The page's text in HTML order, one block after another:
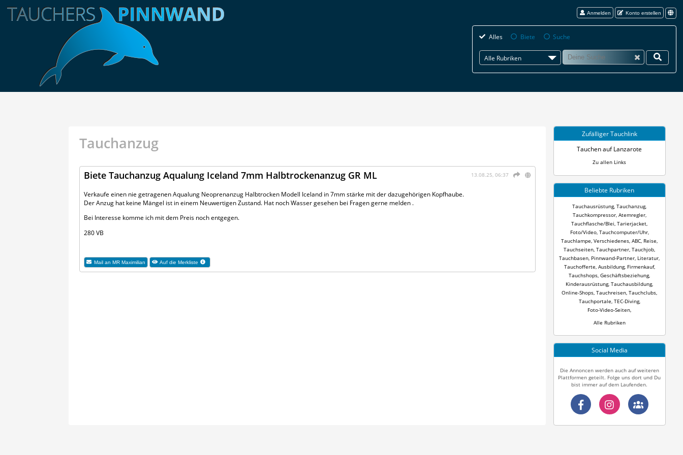
Anmelden Konto erstellen
Alles Biete Suche
Alle Rubriken
Tauchanzug
13.08.25, 06:37
Biete Tauchanzug Aqualung Iceland 7mm Halbtrockenanzug GR ML
Verkaufe einen nie getragenen Aqualung Neoprenanzug Halbtrocken Modell Iceland in 7mm stärke mit der dazugehörigen Kopfhaube.
Der Anzug hat keine Mängel ist in einem Neuwertigen Zustand. Hat noch Wasser gesehen bei Fragen gerne melden .
Bei Interesse komme ich mit dem Preis noch entgegen.
280 VB
Mail an MR Maximilian Auf die Merkliste
Zufälliger Tauchlink
Tauchen auf Lanzarote
Zu allen Links
Beliebte Rubriken
Tauchausrüstung, Tauchanzug,
Tauchkompressor, Atemregler,
Tauchflasche/Blei Tarierjacket
Foto/Video, Tauchcomputer/Uhr,
Tauchlampe Verschiedenes ABC Reise
Tauchseiten Tauchpartner Tauchjob
Tauchbasen Pinnwand-Partner Literatur
Tauchofferte Ausbildung, Firmenkauf,
Tauchshops Geschäftsbeziehung,
Kinderausrüstung, Tauchausbildung,
Online-Shops Tauchreisen Tauchclubs
Tauchportale TEC-Diving,
Foto-Video-Seiten
Alle Rubriken
Social Media
Die Annoncen werden auch auf weiteren
Plattformen geteilt. Folge uns dort und Du
bist immer auf dem Laufenden.